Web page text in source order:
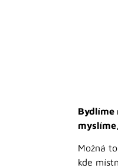
Bydlíme
Možná
kde